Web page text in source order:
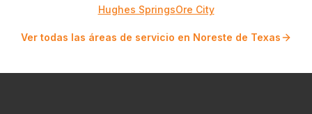
Hughes SpringsOre City
Ver todas las áreas de servicio en Noreste de Texas